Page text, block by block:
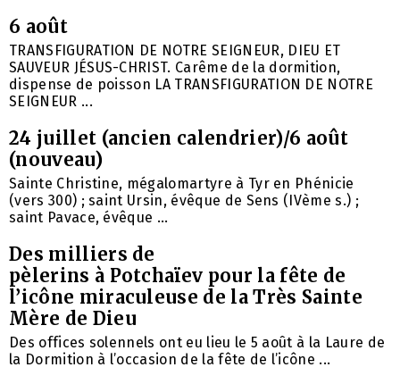
6 août
TRANSFIGURATION DE NOTRE SEIGNEUR, DIEU ET
SAUVEUR JÉSUS-CHRIST. Carême de la dormition,
dispense de poisson LA TRANSFIGURATION DE NOTRE
SEIGNEUR ...
24 juillet (ancien calendrier)/6 août
(nouveau)
Sainte Christine, mégalomartyre à Tyr en Phénicie
(vers 300) ; saint Ursin, évêque de Sens (IVème s.) ;
saint Pavace, évêque ...
Des milliers de
pèlerins à Potchaïev pour la fête de
l’icône miraculeuse de la Très Sainte
Mère de Dieu
Des offices solennels ont eu lieu le 5 août à la Laure de
la Dormition à l’occasion de la fête de l’icône ...